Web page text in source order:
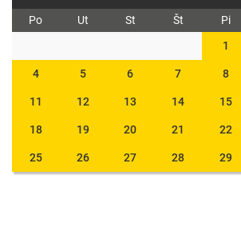
Po Ut St Št Pi
1
4 5 6 7 8
11 12 13 14 15
18 19 20 21 22
25 26 27 28 29